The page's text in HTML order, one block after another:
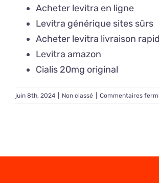
Acheter levitra en ligne
Levitra générique sites sûrs
Acheter levitra livraison
Levitra amazon
Cialis 20mg original
juin 8th, 2024 Non classé Commentaires